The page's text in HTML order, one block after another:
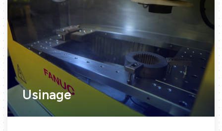
Projets
Méthodologie de travail
Etapes de projet
Collaboration
Outils & logiciels
Usinage